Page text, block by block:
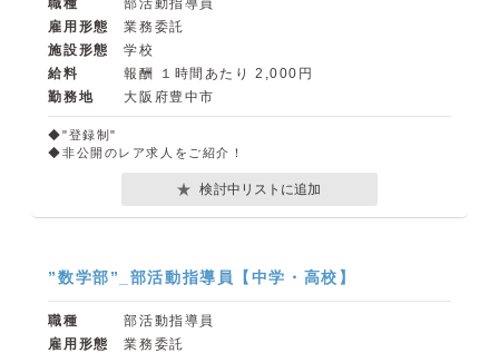
雇用形態
業務委託
施設形態
学校
給料
報酬 １時間あたり 2,000円
勤務地
大阪府豊中市
◆"登録制"
◆非公開のレア求人をご紹介！
検討中リストに追加
”数学部”_部活動指導員【中学・高校】
職種
部活動指導員
雇用形態
業務委託